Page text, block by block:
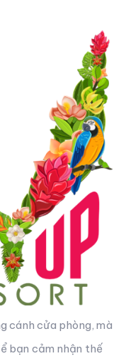
cánh cửa phòng, mà
bạn cảm nhận thế